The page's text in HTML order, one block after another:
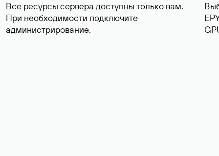
Все ресурсы сервера доступны только вам.
При необходимости подключите
администрирование.